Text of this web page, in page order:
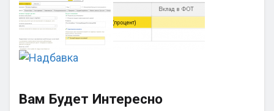
Вам Будет Интересно